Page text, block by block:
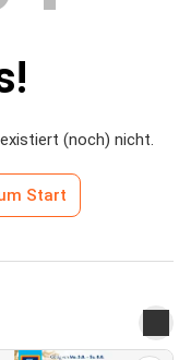
(noch) nicht.
Start